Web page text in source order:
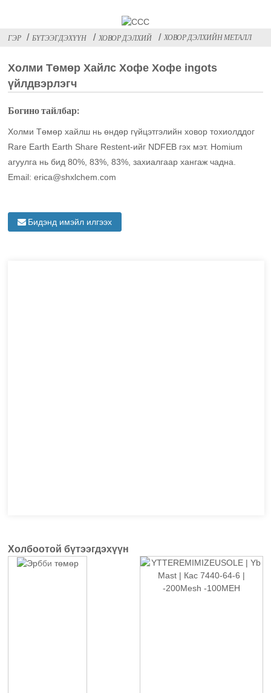
ГЭР БҮТЭЭГДЭХҮҮН ХОВОР ДЭЛХИЙ ХОВОР ДЭЛХИЙН МЕТАЛЛ
Холми Төмөр Хайлс Хофе Хофe ingots
үйлдвэрлэгч
Богино тайлбар:
Холми Төмөр хайлш нь өндөр гүйцэтгэлийн ховор тохиолддог
Rare Earth Earth Share Restent-ийг NDFEB гэх мэт. Homium
агуулга нь бид 80%, 83%, 83%, захиалгаар хангаж чадна.
Email: erica@shxlchem.com
Бидэнд имэйл илгээх
Холбоотой бүтээгдэхүүн